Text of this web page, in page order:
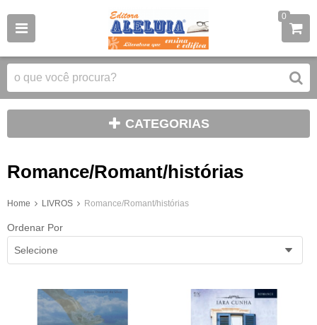
0
CATEGORIAS
Romance/Romant/histórias
Home LIVROS Romance/Romant/histórias
Ordenar Por
Selecione